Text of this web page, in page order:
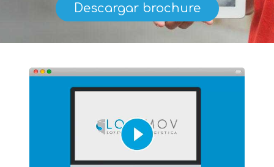
Descargar brochure